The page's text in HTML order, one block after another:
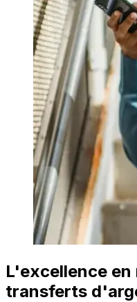
L'excellence en
transferts